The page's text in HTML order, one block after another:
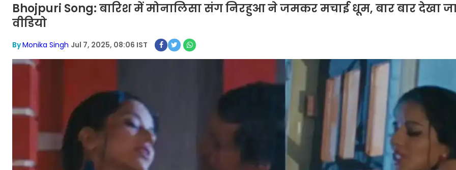
Bhojpuri Song: बारिश में मोनालिसा संग निरहुआ ने जमकर मचाई धूम, बार बार देखा
वीडियो
ByMonika Singh Jul 7, 2025, 08:06 IST